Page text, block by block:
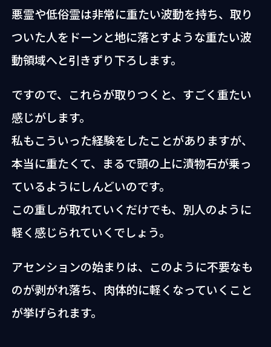
悪霊や低俗霊は非常に重たい波動を持ち、取り
ついた人をドーンと地に落とすような重たい波
動領域へと引きずり下ろします。
ですので、これらが取りつくと、すごく重たい
感じがします。
私もこういった経験をしたことがありますが、
本当に重たくて、まるで頭の上に漬物石が乗っ
ているようにしんどいのです。
この重しが取れていくだけでも、別人のように
軽く感じられていくでしょう。
アセンションの始まりは、このように不要なも
のが剥がれ落ち、肉体的に軽くなっていくこと
が挙げられます。